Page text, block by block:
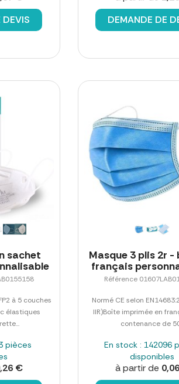
DEVIS
DEMANDE DE
sachet
à 5 couches
élastiques
pièces
€
Masque 3 plis 2r -
français
Référence
Normé CE selon
IIR)Boîte imprimée en
contenance de
En stock : 142096
disponibles
à partir de